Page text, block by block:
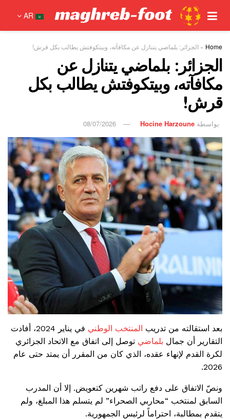
AR
Home
» الجزائر: بلماضي يتنازل عن مكافآته، وبيتكوفتش يطالب بكل قرش!
الجزائر: بلماضي يتنازل عن
مكافآته، وبيتكوفتش يطالب بكل
قرش!
بواسطة Hocine Harzoune
08/07/2026
بعد استقالته من تدريب المنتخب الوطني
في يناير 2024، أفادت
التقارير أن جمال بلماضي توصل إلى اتفاق مع الاتحاد الجزائري
لكرة القدم لإنهاء عقده، الذي كان من المقرر أن يمتد حتى عام
2026.
ونصّ الاتفاق على دفع راتب شهرين كتعويض. إلا أن المدرب
السابق لمنتخب “محاربي الصحراء” لم يتسلم هذا المبلغ، ولم
يتقدم بمطالبة، احتراماً لرئيس الجمهورية.